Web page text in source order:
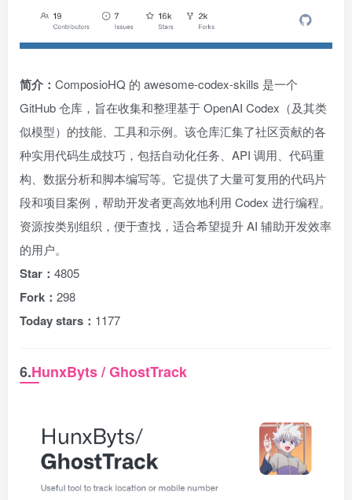
简介： ComposioHQ 的 awesome-codex-skills 是一个
GitHub 仓库，旨在收集和整理基于 OpenAI Codex（及其类
似模型）的技能、工具和示例。该仓库汇集了社区贡献的各
种实用代码生成技巧，包括自动化任务、API 调用、代码重
构、数据分析和脚本编写等。它提供了大量可复用的代码片
段和项目案例，帮助开发者更高效地利用 Codex 进行编程。
资源按类别组织，便于查找，适合希望提升 AI 辅助开发效率
的用户。
Star： 4805
Fork： 298
Today stars： 1177
6.HunxByts / GhostTrack